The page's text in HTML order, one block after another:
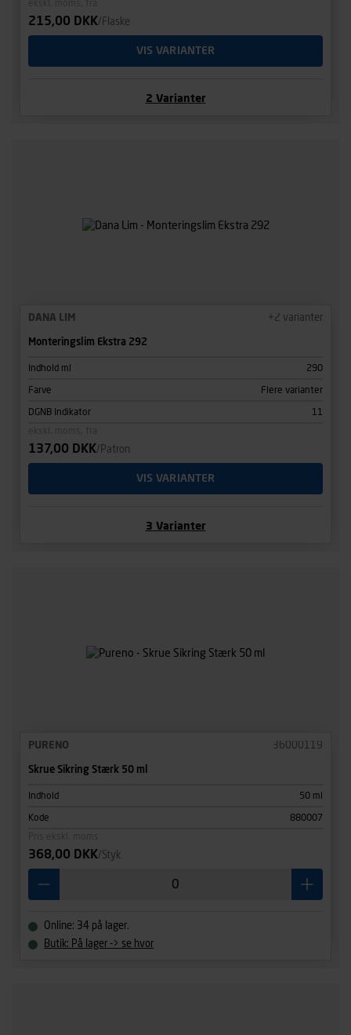
215,00 DKK/Flaske
VIS VARIANTER
2 Varianter
DANA LIM +2 varianter
Monteringslim Ekstra 292
Indhold ml 290
Farve Flere varianter
DGNB Indikator
11
137,00 DKK/Patron
VIS VARIANTER
3 Varianter
PURENO 36000119
Skrue Sikring Stærk 50 ml
Indhold 50 ml
Kode
880007
368,00 DKK/Styk
Online: 34 på lager.
Butik: På lager -> se hvor